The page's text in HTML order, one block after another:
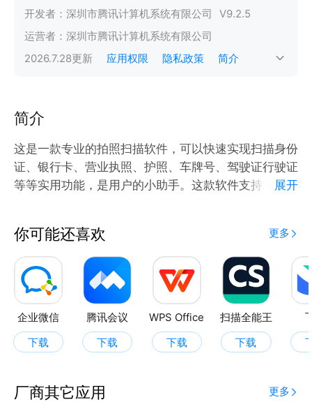
开发者： 深圳市腾讯计算机系统有限公司 V9.2.5
运营者： 深圳市腾讯计算机系统有限公司
2026.7.28更新 应用权限 隐私政策 简介
简介
这是一款专业的拍照扫描软件，可以快速实现扫描身份
证、银行卡、营业执照、护照、车牌号、驾驶证行驶证
等等实用功能，是用户的小助手。这款软件支持场景文
体验一下吧！
展开
你可能还喜欢 更多
企业微信
下载
腾讯会议
下载
WPS Office
下载
扫描全能王
下载
厂商其它应用 更多